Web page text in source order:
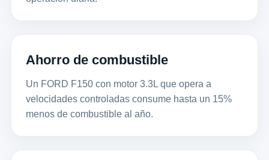
Ahorro de combustible
Un FORD F150 con motor 3.3L que opera a
velocidades controladas consume hasta un 15%
menos de combustible al año.